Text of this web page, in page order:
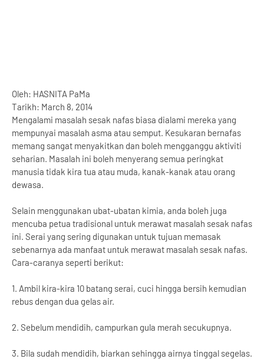
Oleh: HASNITA PaMa
Tarikh: March 8, 2014
Mengalami masalah sesak nafas biasa dialami mereka yang
mempunyai masalah asma atau semput. Kesukaran bernafas
memang sangat menyakitkan dan boleh mengganggu aktiviti
seharian. Masalah ini boleh menyerang semua peringkat
manusia tidak kira tua atau muda, kanak-kanak atau orang
dewasa.
Selain menggunakan ubat-ubatan kimia, anda boleh juga
mencuba petua tradisional untuk merawat masalah sesak nafas
ini. Serai yang sering digunakan untuk tujuan memasak
sebenarnya ada manfaat untuk merawat masalah sesak nafas.
Cara-caranya seperti berikut:
1. Ambil kira-kira 10 batang serai, cuci hingga bersih kemudian
rebus dengan dua gelas air.
2. Sebelum mendidih, campurkan gula merah secukupnya.
3. Bila sudah mendidih, biarkan sehingga airnya tinggal segelas.